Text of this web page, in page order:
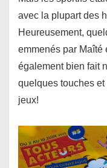
avec la plupart des
Heureusement,
emmenés par Maîté
également bien fait
quelques touches
jeux!